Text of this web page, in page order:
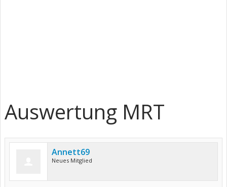
Auswertung MRT
Annett69
Neues Mitglied